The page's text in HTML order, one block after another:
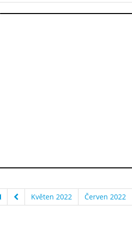
Květen 2022 Červen 2022